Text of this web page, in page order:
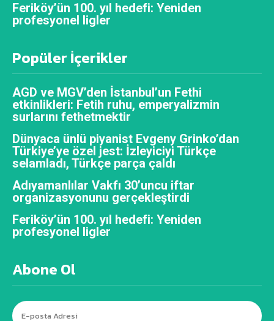
Feriköy’ün 100. yıl hedefi: Yeniden
profesyonel ligler
Popüler İçerikler
AGD ve MGV’den İstanbul’un Fethi
etkinlikleri: Fetih ruhu, emperyalizmin
surlarını fethetmektir
Dünyaca ünlü piyanist Evgeny Grinko’dan
Türkiye’ye özel jest: İzleyiciyi Türkçe
selamladı, Türkçe parça çaldı
Adıyamanlılar Vakfı 30’uncu iftar
organizasyonunu gerçekleştirdi
Feriköy’ün 100. yıl hedefi: Yeniden
profesyonel ligler
Abone Ol